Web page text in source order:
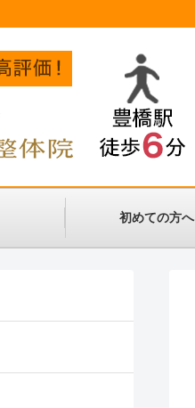
初めての方へ